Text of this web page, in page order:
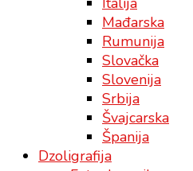
Mađarska
Rumunija
Slovačka
Slovenija
Srbija
Švajcarska
Španija
Dzoligrafija